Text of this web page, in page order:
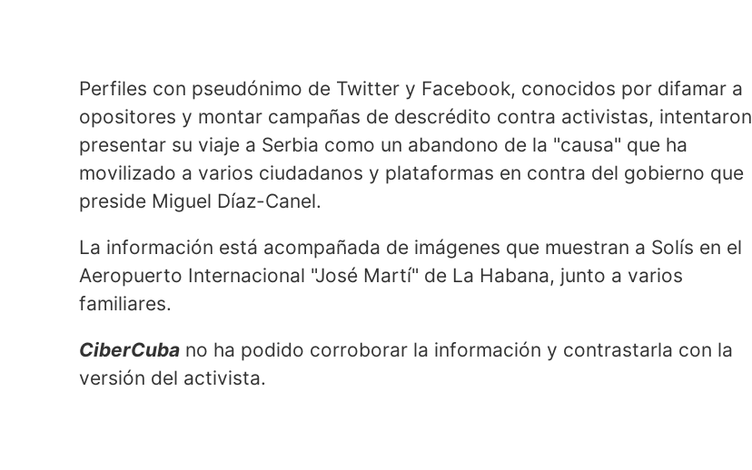
Perfiles con pseudónimo de Twitter y Facebook, conocidos por difamar a
opositores y montar campañas de descrédito contra activistas, intentaron
presentar su viaje a Serbia como un abandono de la "causa" que ha
movilizado a varios ciudadanos y plataformas en contra del gobierno que
preside Miguel Díaz-Canel.
La información está acompañada de imágenes que muestran a Solís en el
Aeropuerto Internacional "José Martí" de La Habana, junto a varios
familiares.
CiberCuba no ha podido corroborar la información y contrastarla con la
versión del activista.